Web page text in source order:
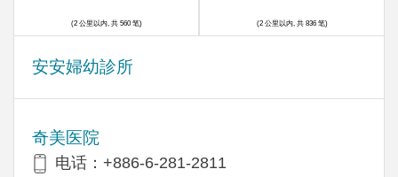
安安婦幼診所
奇美医院
电话：+886-6-281-2811
(2 公里以内, 共 560 笔) (2 公里以内, 共 836 笔)